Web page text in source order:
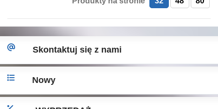
Skontaktuj się z nami
Nowy